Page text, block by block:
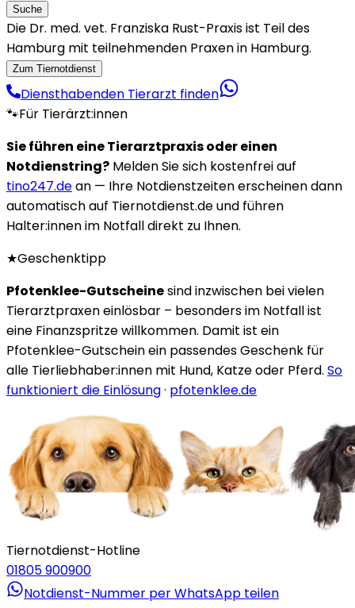
Suche
Die Dr. med. vet. Franziska Rust-Praxis ist Teil des
Hamburg mit teilnehmenden Praxen in Hamburg.
Zum Tiernotdienst
Diensthabenden Tierarzt finden
🐾Für Tierärzt:innen
Sie führen eine Tierarztpraxis oder einen
Notdienstring? Melden Sie sich kostenfrei auf
tino247.dean — Ihre Notdienstzeiten erscheinen dann
automatisch auf Tiernotdienst.de und führen
Halter:innen im Notfall direkt zu Ihnen.
★Geschenktipp
Pfotenklee-Gutscheinesind inzwischen bei vielen
Tierarztpraxen einlösbar – besonders im Notfall ist
eine Finanzspritze willkommen. Damit ist ein
Pfotenklee-Gutschein ein passendes Geschenk für
alle Tierliebhaber:innen mit Hund, Katze oder Pferd. So
funktioniert die Einlösung· pfotenklee.de
Tiernotdienst-Hotline
01805 900900
Notdienst-Nummer per WhatsApp teilen